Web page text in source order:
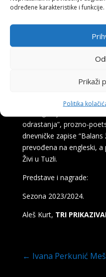
određene karakteristike i funkcije.
Prikaži
Politika
Godine 2020. diplomirao
Igrao u predstavama
filmu. Dobitnik je više
nagrada i priznanja za
priče i pjesme, koje su
zajedničkim zbirkama u
knjige: zbirku poezije
odrastanja”, prozno-
dnevničke zapise
prevođena na engleski, a
Živi u Tuzli.
Predstave i nagrade:
Sezona 2023/2024.
Aleš Kurt, TRI
← Ivana Perkunić